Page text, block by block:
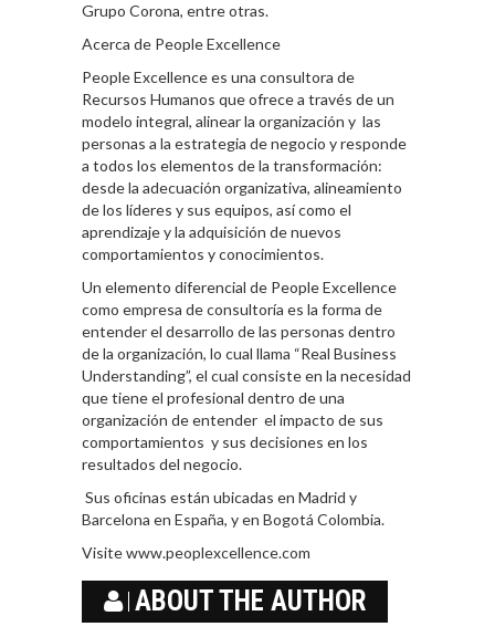
Grupo Corona, entre otras.
Acerca de People Excellence
People Excellence es una consultora de
Recursos Humanos que ofrece a través de un
modelo integral, alinear la organización y las
personas a la estrategia de negocio y responde
a todos los elementos de la transformación:
desde la adecuación organizativa, alineamiento
de los líderes y sus equipos, así como el
aprendizaje y la adquisición de nuevos
comportamientos y conocimientos.
Un elemento diferencial de People Excellence
como empresa de consultoría es la forma de
entender el desarrollo de las personas dentro
de la organización, lo cual llama “Real Business
Understanding”, el cual consiste en la necesidad
que tiene el profesional dentro de una
organización de entender el impacto de sus
comportamientos y sus decisiones en los
resultados del negocio.
Sus oficinas están ubicadas en Madrid y
Barcelona en España, y en Bogotá Colombia.
Visite www.peoplexcellence.com
ABOUT THE AUTHOR